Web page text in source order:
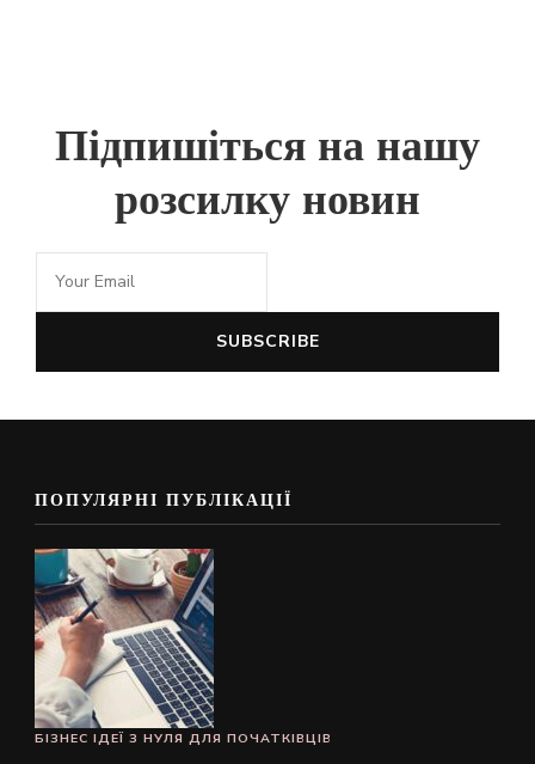
Підпишіться на нашу
розсилку новин
ПОПУЛЯРНІ ПУБЛІКАЦІЇ
БІЗНЕС ІДЕЇ З НУЛЯ ДЛЯ ПОЧАТКІВЦІВ